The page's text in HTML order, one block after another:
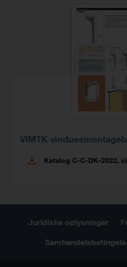
VIMTK
Katalog C-C-DK-2022,
Juridiske oplysninger